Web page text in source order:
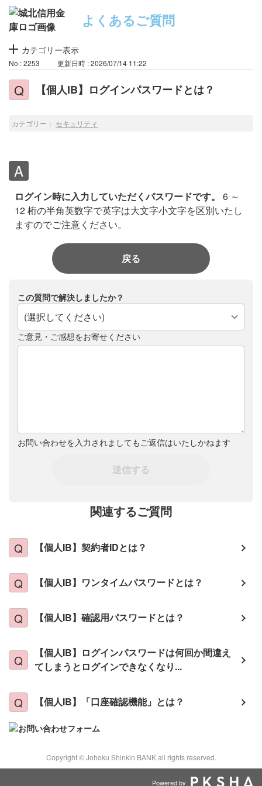
よくあるご質問
カテゴリー表示
No : 2253 更新日時 : 2026/07/14 11:22
【個人IB】ログインパスワードとは？
カテゴリー： セキュリティ
ログイン時に入力していただくパスワードです。
6 ～
12 桁の半角英数字で英字は大文字小文字を区別いたし
ますのでご注意ください。
戻る
この質問で解決しましたか？
(選択してください)
ご意見・ご感想をお寄せください
お問い合わせを入力されましてもご返信はいたしかねます
送信する
関連するご質問
【個人IB】契約者IDとは？
【個人IB】ワンタイムパスワードとは？
【個人IB】確認用パスワードとは？
【個人IB】ログインパスワードは何回か間違え
てしまうとログインできなくなり...
【個人IB】「口座確認機能」とは？
Copyright © Johoku Shinkin BANK all rights reserved.
Powered by